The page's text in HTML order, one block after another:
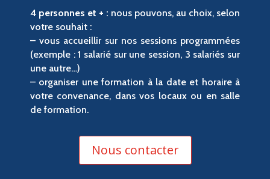
4 personnes et + : nous pouvons, au choix, selon
votre souhait :
– vous accueillir sur nos sessions programmées
(exemple : 1 salarié sur une session, 3 salariés sur
une autre…)
– organiser une formation à la date et horaire à
votre convenance, dans vos locaux ou en salle
de formation.
Nous contacter